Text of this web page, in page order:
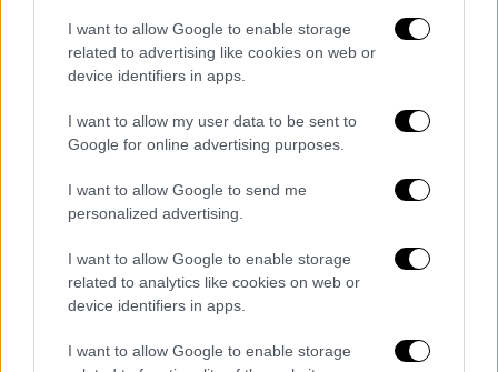
I want to allow Google to enable storage
related to advertising like cookies on web or
device identifiers in apps.
I want to allow my user data to be sent to
Google for online advertising purposes.
I want to allow Google to send me
personalized advertising.
I want to allow Google to enable storage
related to analytics like cookies on web or
device identifiers in apps.
I want to allow Google to enable storage
Πως λειτουργούν; Αναγνωρίζουν δομικά τον
ιό, αποτρέπουν τη σύνδεσή του στα
κύτταρα- δηλαδή δεν αφήνουν τον ιό να
μολύνει τα κύτταρα- και στη συνέχεια
δρομολογείται η αδρανοποίησή του ιού από
αναπτύσσουν νέα μονοκλωνικά αντισώματα
για την εξουδετέρωση του κορονοϊού, και 4
είναι ήδη σε φάση ΙΙΙ των κλινικών δοκιμών.
Τι δείχνουν λοιπόν αυτά τα πρώτα
αλφαβητικά;